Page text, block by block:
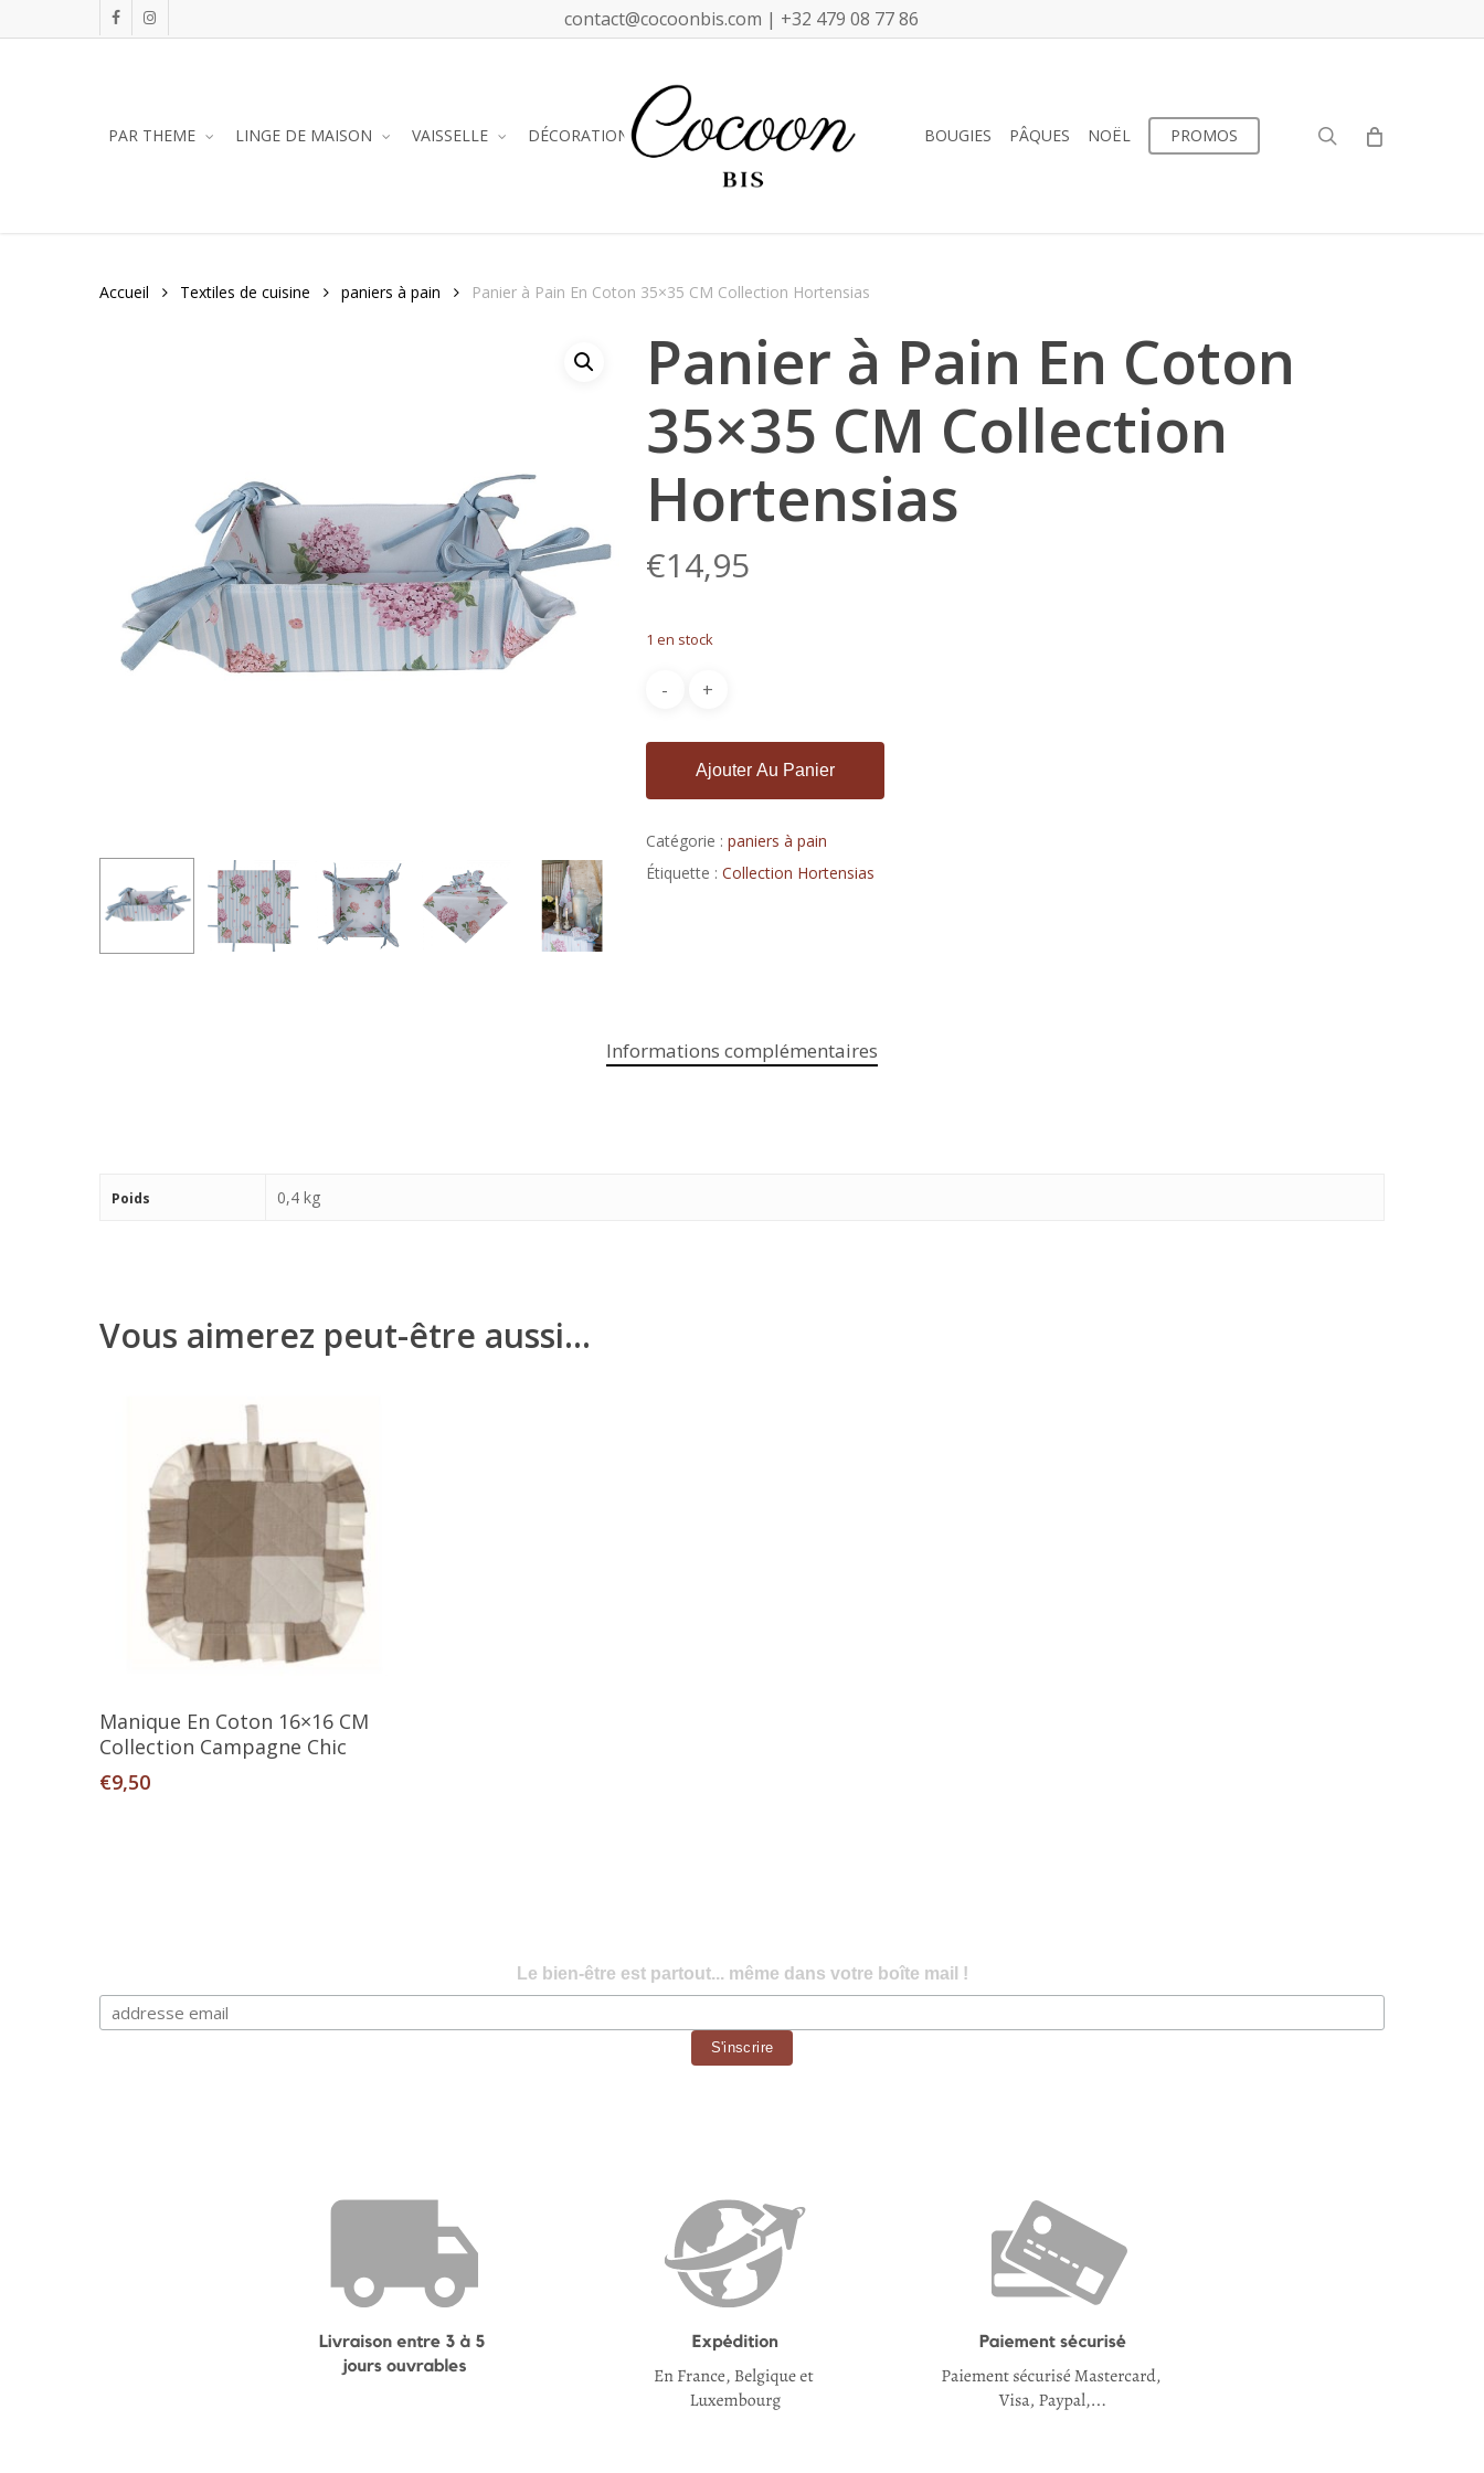
to
facebookinstagram contact@cocoonbis.com | +32 479 08 77 86
PAR THEME LINGE DE MAISON VAISSELLE DÉCORATION BOUGIES PÂQUES NOËL PROMOS search
Accueil Textiles de cuisine paniers à pain Panier à Pain En Coton 35×35 CM Collection Hortensias
Panier à Pain En Coton
35×35 CM Collection
Hortensias
€14,95
1 en stock
Ajouter Au Panier
Catégorie : paniers à pain
Étiquette : Collection Hortensias
Informations complémentaires
Poids 0,4 kg
Vous aimerez peut-être aussi…
Ajouter Au Panier
Manique En Coton 16×16 CM
Collection Campagne Chic
€9,50
Le bien-être est partout... même dans votre boîte mail !